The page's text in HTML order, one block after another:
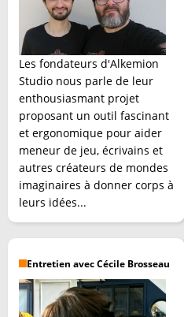
Les fondateurs d'Alkemion
Studio nous parle de leur
enthousiasmant projet
proposant un outil fascinant
et ergonomique pour aider
meneur de jeu, écrivains et
autres créateurs de mondes
imaginaires à donner corps à
leurs idées...
Entretien avec Cécile Brosseau